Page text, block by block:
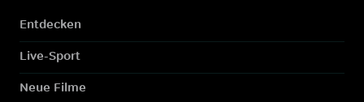
Entdecken
Live-Sport
Neue Filme